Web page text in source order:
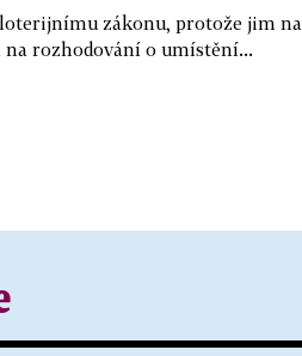
zákonu, protože jim
rozhodování o umístění...